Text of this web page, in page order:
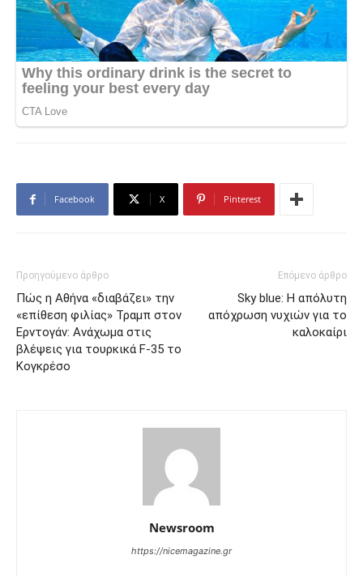
Facebook X Pinterest
Προηγούμενο άρθρο
Πώς η Αθήνα «διαβάζει» την
«επίθεση φιλίας» Τραμπ στον
Ερντογάν: Ανάχωμα στις
βλέψεις για τουρκικά F-35 το
Κογκρέσο
Επόμενο άρθρο
Sky blue: Η απόλυτη
απόχρωση νυχιών για το
καλοκαίρι
Newsroom
https://nicemagazine.gr